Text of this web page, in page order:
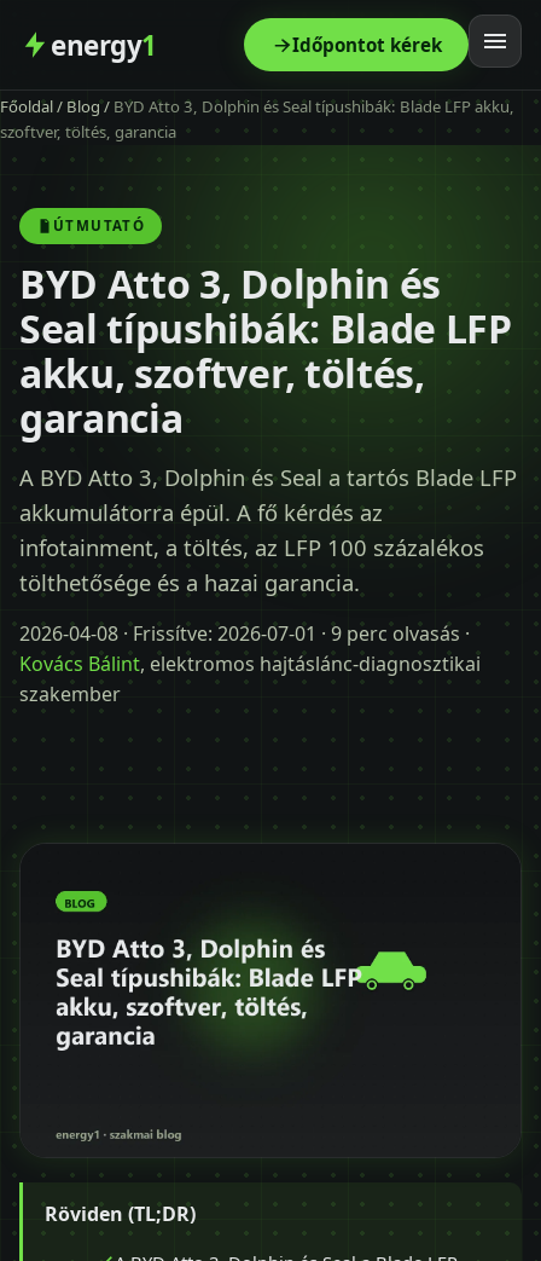
energy1 Időpontot kérek
Főoldal
Szolgáltatás
Modellek
Kapcsolat
Blog
Időpontot kérek
+36 30 680 7511
Főoldal/ Blog/ BYD Atto 3, Dolphin és Seal típushibák: Blade LFP akku,
szoftver, töltés, garancia
ÚTMUTATÓ
BYD Atto 3, Dolphin és
Seal típushibák: Blade LFP
akku, szoftver, töltés,
garancia
A BYD Atto 3, Dolphin és Seal a tartós Blade LFP
akkumulátorra épül. A fő kérdés az
infotainment, a töltés, az LFP 100 százalékos
tölthetősége és a hazai garancia.
2026-04-08 · Frissítve:2026-07-01 · 9 perc olvasás ·
Kovács Bálint, elektromos hajtáslánc-diagnosztikai
szakember
Röviden (TL;DR)